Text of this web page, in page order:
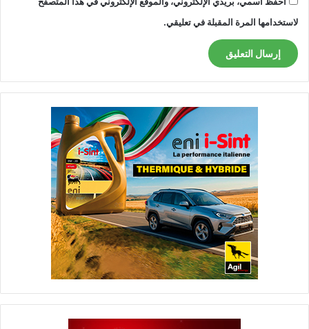
لاستخدامها المرة المقبلة في تعليقي.